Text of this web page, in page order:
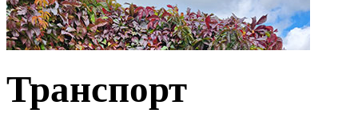
Транспорт